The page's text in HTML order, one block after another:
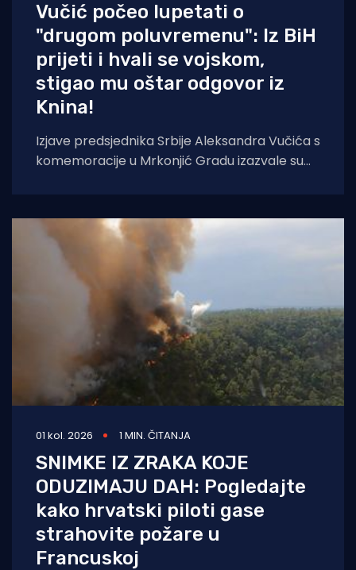
Vučić počeo lupetati o
"drugom poluvremenu": Iz BiH
prijeti i hvali se vojskom,
stigao mu oštar odgovor iz
Knina!
Izjave predsjednika Srbije Aleksandra Vučića s
komemoracije u Mrkonjić Gradu izazvale su
01 kol. 2026 1 MIN. ČITANJA
SNIMKE IZ ZRAKA KOJE
ODUZIMAJU DAH: Pogledajte
kako hrvatski piloti gase
strahovite požare u
Francuskoj